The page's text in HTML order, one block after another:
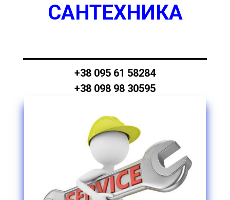
САНТЕХНИКА
+38 095 61 58284
+38 098 98 30595